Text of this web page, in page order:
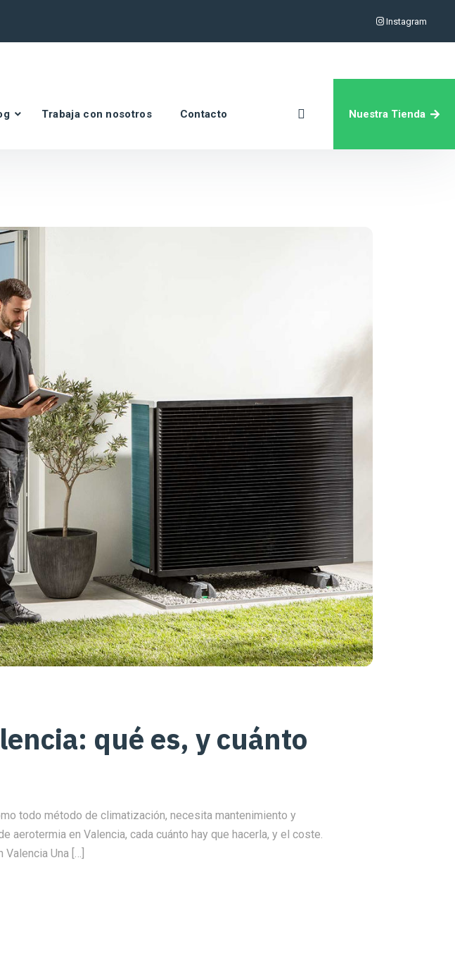
Instagram
Trabaja con nosotros Contacto Nuestra Tienda
qué es, y cuánto
todo método de climatización, necesita mantenimiento y
en Valencia, cada cuánto hay que hacerla, y el coste.
Una […]